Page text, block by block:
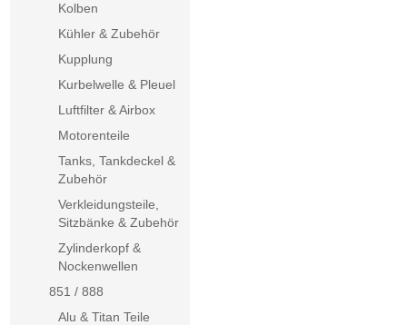
Kolben
Kühler & Zubehör
Kupplung
Kurbelwelle & Pleuel
Luftfilter & Airbox
Motorenteile
Tanks, Tankdeckel &
Zubehör
Verkleidungsteile,
Sitzbänke & Zubehör
Zylinderkopf &
Nockenwellen
851 / 888
Alu & Titan Teile